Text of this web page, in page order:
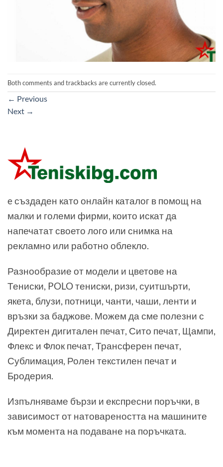
Both comments and trackbacks are currently closed.
← Previous
Next →
e създаден като онлайн каталог в помощ на
малки и големи фирми, които искат да
напечатат своето лого или снимка на
рекламно или работно облекло.
Разнообразие от модели и цветове на
Тениски, POLO тениски, ризи, суитшърти,
якета, блузи, потници, чанти, чаши, ленти и
връзки за баджове. Можем да сме полезни с
Директен дигитален печат, Сито печат, Щампи,
Флекс и Флок печат, Трансферен печат,
Сублимация, Ролен текстилен печат и
Бродерия.
Изпълняваме бързи и експресни поръчки, в
зависимост от натовареността на машините
към момента на подаване на поръчката.